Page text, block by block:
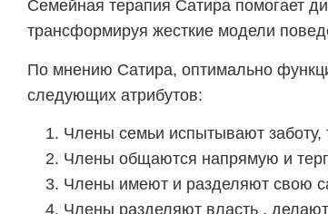
Семейная терапия Сатира помогает
трансформируя жесткие модели
По мнению Сатира, оптимально
следующих атрибутов:
Члены семьи испытывают заботу,
Члены общаются напрямую и
Члены имеют и разделяют свою
Члены разделяют власть ,